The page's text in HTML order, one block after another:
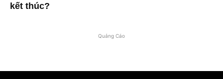
kết thúc?
Quảng Cáo